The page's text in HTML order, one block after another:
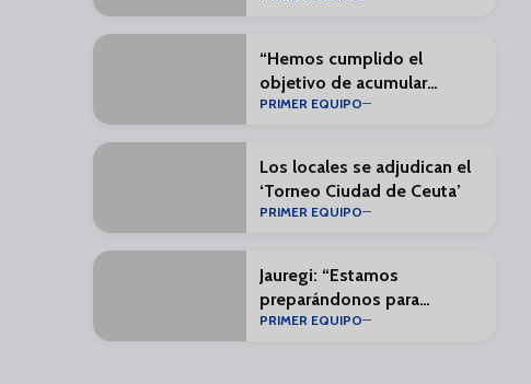
“Hemos cumplido el
objetivo de acumular
minutos”
PRIMER EQUIPO
Los locales se adjudican el
‘Torneo Ciudad de Ceuta’
PRIMER EQUIPO
Jauregi: “Estamos
preparándonos para
LALIGA, que es lo bonito”
PRIMER EQUIPO